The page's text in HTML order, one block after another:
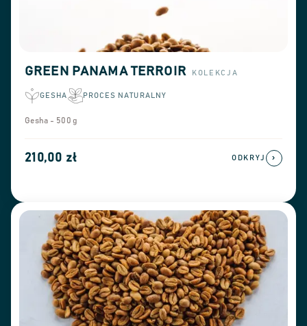
GREEN PANAMA TERROIR KOLEKCJA
GESHA PROCES NATURALNY
Gesha - 500 g
210,00 zł ODKRYJ ›